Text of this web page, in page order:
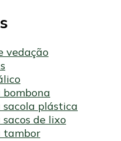
vedação
bombona
sacola plástica
de lixo
tambor